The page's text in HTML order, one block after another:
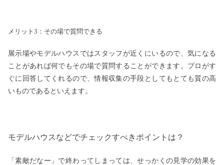
メリット3：その場で質問できる
展示場やモデルハウスではスタッフが近くにいるので、気になる
ことがあれば何でもその場で質問することができます。プロがす
ぐに回答してくれるので、情報収集の手段としてもとても質の高
いものであるといえます。
モデルハウスなどでチェックすべきポイントは？
「素敵だなー」で終わってしまっては、せっかくの見学の効果を